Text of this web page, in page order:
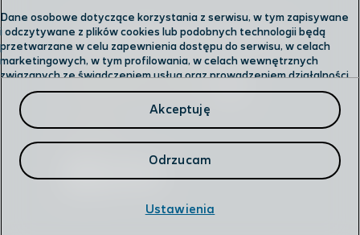
Skontaktuj się z nami
Odwiedź nas w salonie
Infolinia
Dane osobowe dotyczące korzystania z serwisu, w tym zapisywane
i odczytywane z plików cookies lub podobnych technologii będą
przetwarzane w celu zapewnienia dostępu do serwisu, w celach
marketingowych, w tym profilowania, w celach wewnętrznych
związanych ze świadczeniem usług oraz prowadzeniem działalności
gospodarczej, w tym dowodowych, analitycznych i statystycznych,
wykrywania i eliminowania nadużyć oraz w celu wykonywania
obowiązków wynikających z przepisów prawa. Administratorem
Twoich danych jestCyfrowy Polsat S.A.
Przysługuje Ci prawo do dostępu do danych, ich usunięcia,
ograniczenia przetwarzania, przenoszenia, sprzeciwu, sprostowania
Szczegółowe informacje dotyczące przetwarzania danych oraz
Akceptuję
Odrzucam
Ustawienia